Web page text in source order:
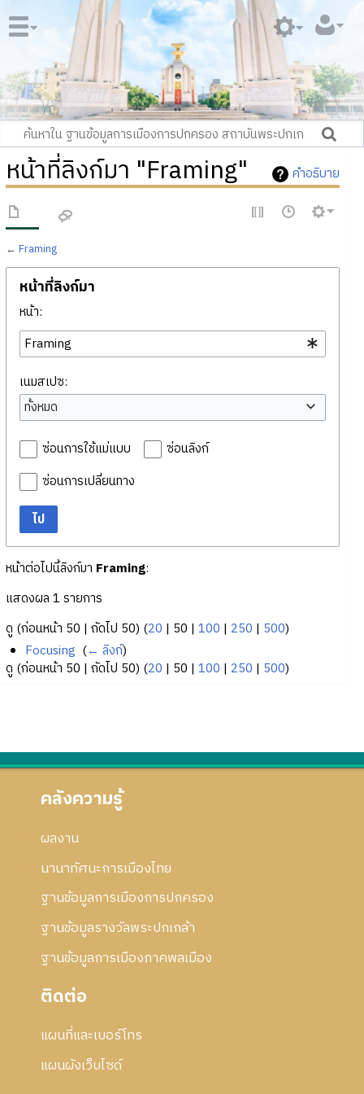
คำอธิบาย
หน้าที่ลิงก์มา "Framing"
← Framing
หน้าที่ลิงก์มา
หน้า:
เนมสเปซ:
ทั้งหมด
ซ่อนการใช้แม่แบบ
ซ่อนลิงก์
ซ่อนการเปลี่ยนทาง
ไป
หน้าต่อไปนี้ลิงก์มา Framing:
แสดงผล 1 รายการ
ดู (ก่อนหน้า 50 | ถัดไป 50) (20 | 50 | 100 | 250 | 500)
Focusing (← ลิงก์)
ดู (ก่อนหน้า 50 | ถัดไป 50) (20 | 50 | 100 | 250 | 500)
คลังความรู้
ผลงาน
นานาทัศนะการเมืองไทย
ฐานข้อมูลการเมืองการปกครอง
ฐานข้อมูลรางวัลพระปกเกล้า
ฐานข้อมูลการเมืองภาคพลเมือง
ติดต่อ
แผนที่และเบอร์โทร
แผนผังเว็บไซด์